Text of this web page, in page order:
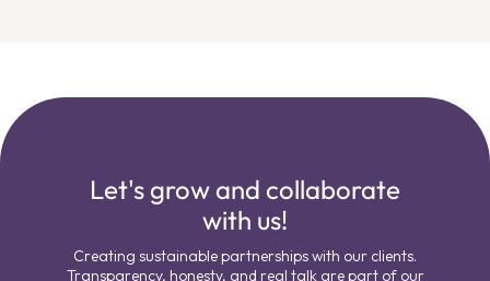
Let's grow and collaborate
with us!
Creating sustainable partnerships with our clients.
Transparency, honesty, and real talk are part of our